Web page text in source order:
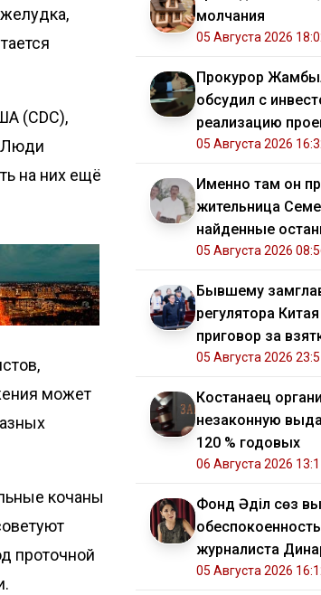
(CDC),
Люди
на них ещё
может
кочаны
проточной
молчания
05 Августа 2026
Прокурор
обсудил с
реализацию
05 Августа 2026
Именно там он
жительница
найденные
исчезновением
05 Августа 2026
Бывшему
регулятора
приговор за
05 Августа 2026
Костанаец
незаконную
120 % годовых
06 Августа 2026
Фонд Әділ сөз
журналиста
05 Августа 2026